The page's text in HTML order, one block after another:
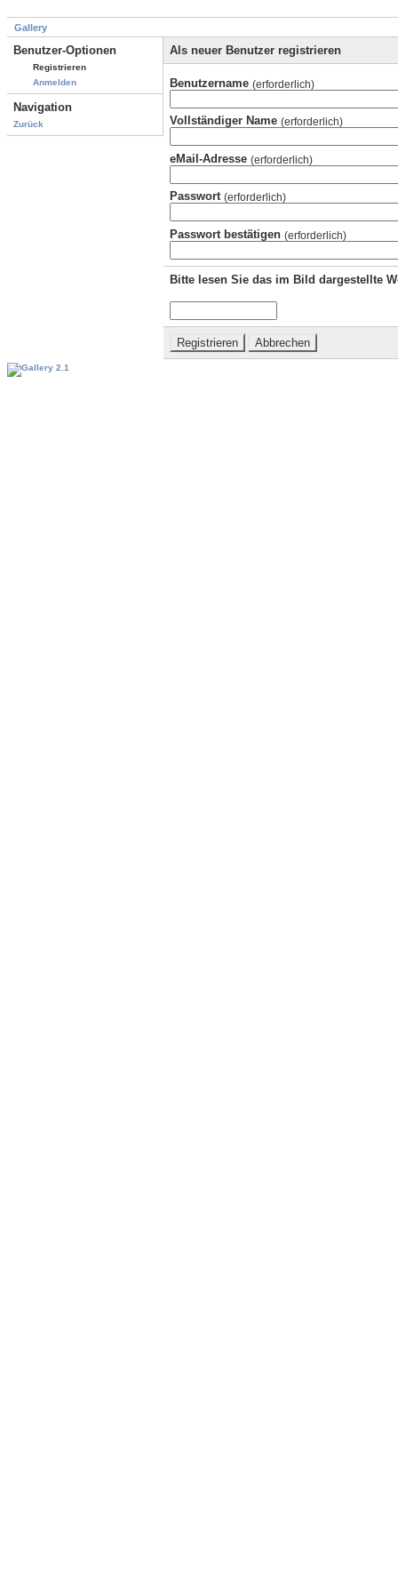
Gallery
Benutzer-Optionen
Registrieren
Anmelden
Navigation
Zurück
Als neuer Benutzer registrieren
Benutzername (erforderlich)
Vollständiger Name (erforderlich)
eMail-Adresse (erforderlich)
Passwort (erforderlich)
Passwort bestätigen (erforderlich)
Bitte lesen Sie das im Bild dargestellte